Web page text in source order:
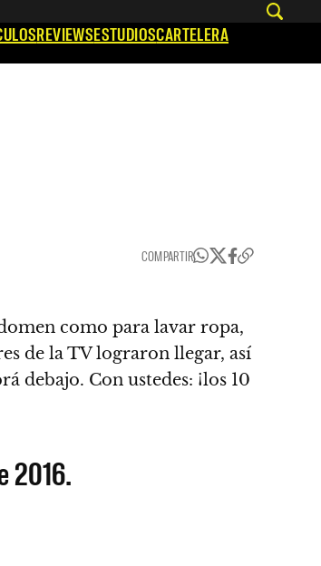
REVIEWSESTUDIOSCARTELERA
COMPARTIR
como para lavar ropa,
de la TV lograron llegar, así
debajo. Con ustedes: ¡los 10
2016.